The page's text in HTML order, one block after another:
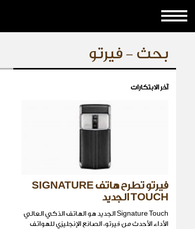
بحث - فيرتو
آخر الابتكارات
فيرتو تطرح هاتف SIGNATURE
TOUCH الجديد
Signature Touch الجديد هو الهاتف الذكي العالي
الأداء الأحدث من فيرتو، الصانع الإنجليزي للهواتف